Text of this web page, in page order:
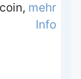
mehr
Info